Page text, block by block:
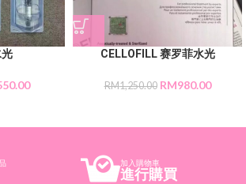
CELLOFILL 赛罗菲水光
RM1,250.00 RM980.00
加入購物車
進行購買